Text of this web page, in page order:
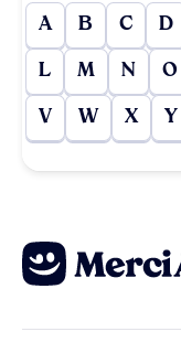
A B C D
L M N O
V W X Y